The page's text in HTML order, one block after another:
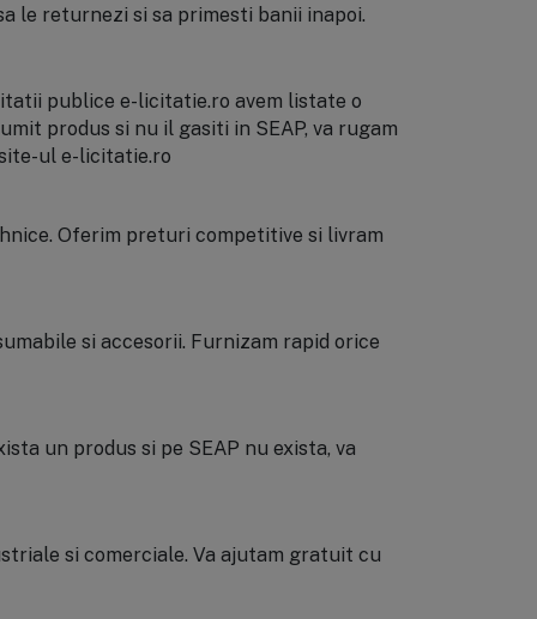
le returnezi si sa primesti banii inapoi.
publice e-licitatie.ro avem listate o
produs si nu il gasiti in SEAP, va rugam
ul e-licitatie.ro
Oferim preturi competitive si livram
si accesorii. Furnizam rapid orice
un produs si pe SEAP nu exista, va
si comerciale. Va ajutam gratuit cu